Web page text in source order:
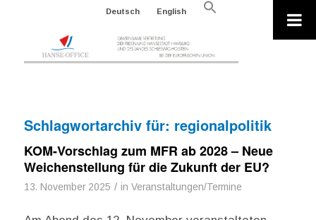
Deutsch English
Search
Schlagwortarchiv für: regionalpolitik
KOM-Vorschlag zum MFR ab 2028 – Neue
Weichenstellung für die Zukunft der EU?
13. November 2025 / in Veranstaltungen/Termine